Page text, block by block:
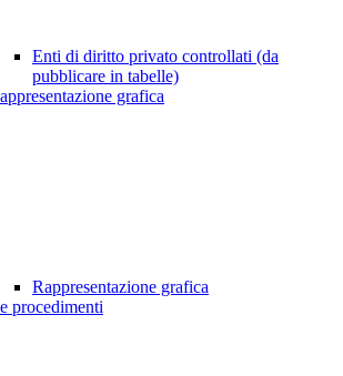
Enti di diritto privato controllati (da
pubblicare in tabelle)
grafica
Rappresentazione grafica
procedimenti